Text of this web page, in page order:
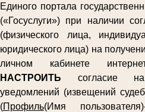
Единого портала
(«Госуслуги») при наличии
(физического лица,
юридического лица) на
личном кабинете
НАСТРОИТЬ согласие на
уведомлений (извещений
(Профиль(Имя